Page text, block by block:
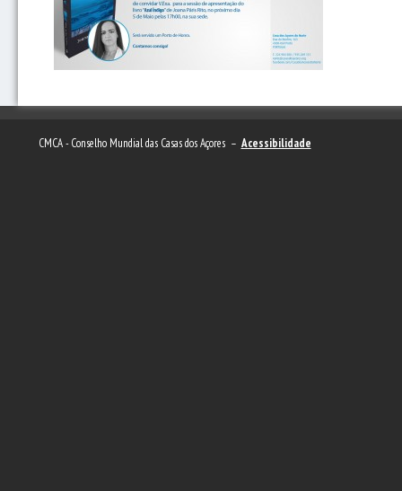
CMCA - Conselho Mundial das Casas dos Açores – Acessibilidade